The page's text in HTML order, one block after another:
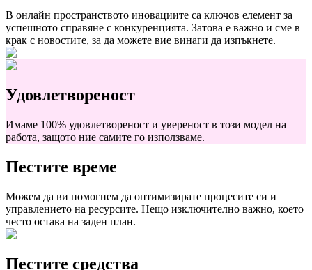
В онлайн пространството иновациите са ключов елемент за
успешното справяне с конкуренцията. Затова е важно и сме в
крак с новостите, за да можете вие винаги да изпъкнете.
Удовлетвореност
Имаме 100% удовлетвореност и увереност в този модел на
работа, защото ние самите го използваме.
Пестите време
Можем да ви помогнем да оптимизирате процесите си и
управлението на ресурсите. Нещо изключително важно, което
често остава на заден план.
Пестите средства